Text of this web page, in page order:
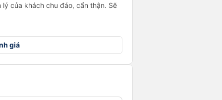
lý của khách chu đáo, cẩn thận. Sẽ
giá